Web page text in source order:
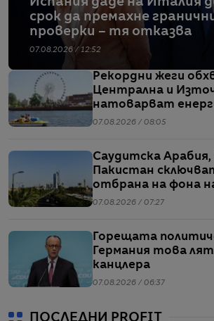
срок да премахне
проверки – тя отказва
07.08.2026 / 12:52
Рекордни жеги
Централна и
натоварват
системи
07.08.2026 / 08:05
Саудитска Арабия,
Пакистан
отбрана на фона
напрежението
07.08.2026 / 07:27
Горещата
Германия това
канцлера
07.08.2026 / 06:37
ПОСЛЕДНИ PROFIT